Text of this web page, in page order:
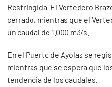
Restringida. El Vertedero
cerrado, mientras que el
un caudal de 1.000 m3/s.
En el Puerto de Ayolas se
mientras que se espera que
tendencia de los caudales.